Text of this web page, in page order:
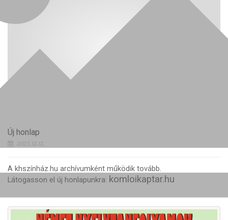
Új honlap
2023.12.12.
A khszínház.hu archívumként működik tovább.
Látogasson el új honlapunkra: komloikaptar.hu